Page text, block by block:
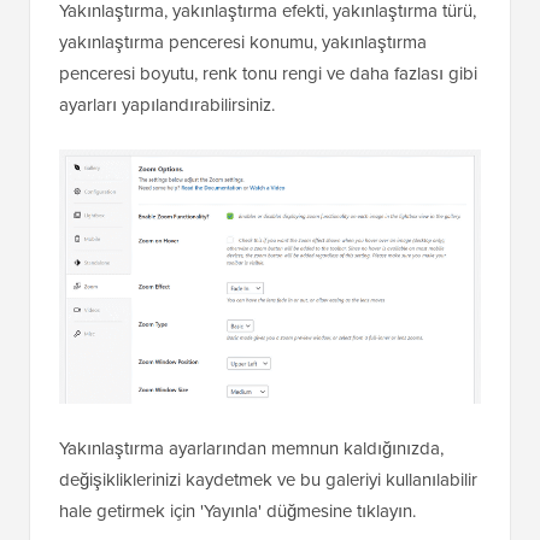
Yakınlaştırma, yakınlaştırma efekti, yakınlaştırma türü,
yakınlaştırma penceresi konumu, yakınlaştırma
penceresi boyutu, renk tonu rengi ve daha fazlası gibi
ayarları yapılandırabilirsiniz.
Yakınlaştırma ayarlarından memnun kaldığınızda,
değişikliklerinizi kaydetmek ve bu galeriyi kullanılabilir
hale getirmek için 'Yayınla' düğmesine tıklayın.